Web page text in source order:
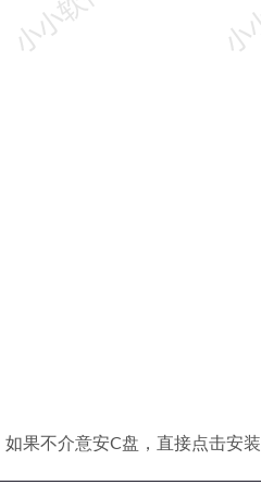
果不介意安C盘，直接点击安